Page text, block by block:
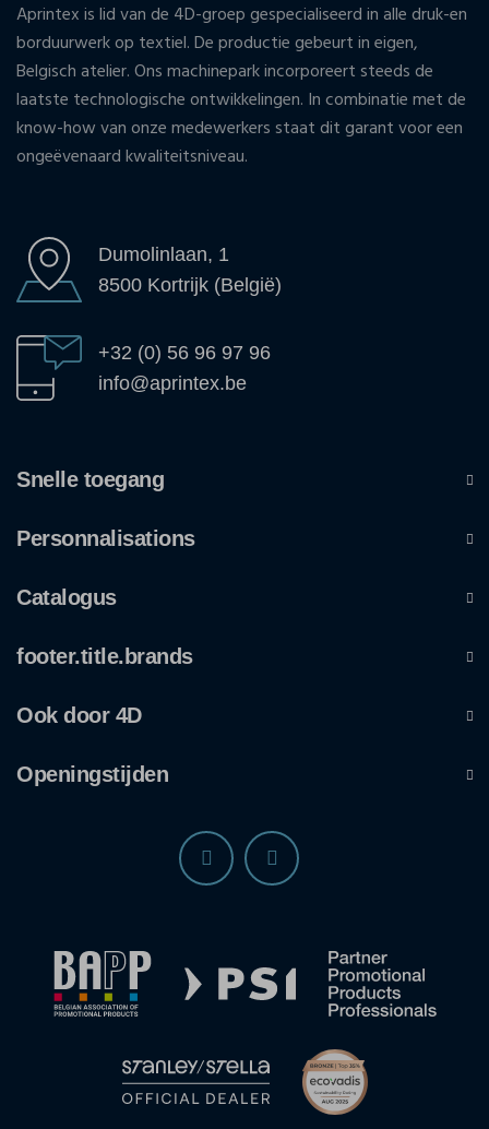
Aprintex is lid van de 4D-groep gespecialiseerd in alle druk-en
borduurwerk op textiel. De productie gebeurt in eigen,
Belgisch atelier. Ons machinepark incorporeert steeds de
laatste technologische ontwikkelingen. In combinatie met de
know-how van onze medewerkers staat dit garant voor een
ongeëvenaard kwaliteitsniveau.
Dumolinlaan, 1
8500 Kortrijk (België)
+32 (0) 56 96 97 96
info@aprintex.be
Snelle toegang
Personnalisations
Catalogus
footer.title.brands
Ook door 4D
Openingstijden